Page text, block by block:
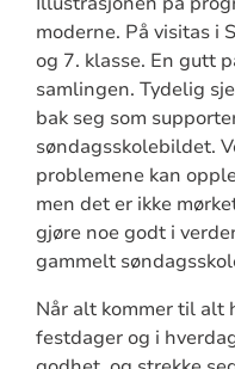
moderne. På visitas i
og 7. klasse. En gutt
samlingen. Tydelig
bak seg som
søndagsskolebildet.
problemene kan
men det er ikke
gjøre noe godt i
gammelt
Når alt kommer til
festdager og i